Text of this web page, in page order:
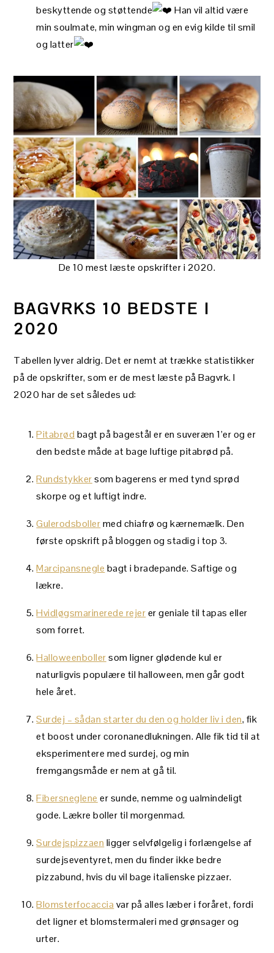
beskyttende og støttende
Han vil altid være
min soulmate, min wingman og en evig kilde til smil
og latter
De 10 mest læste opskrifter i 2020.
BAGVRKS 10 BEDSTE I
2020
Tabellen lyver aldrig. Det er nemt at trække statistikker
på de opskrifter, som er de mest læste på Bagvrk. I
2020 har de set således ud:
Pitabrød bagt på bagestål er en suveræn 1’er og er
den bedste måde at bage luftige pitabrød på.
Rundstykkersom bagerens er med tynd sprød
skorpe og et luftigt indre.
Gulerodsbollermed chiafrø og kærnemælk. Den
første opskrift på bloggen og stadig i top 3.
Marcipansnegle bagt i bradepande. Saftige og
lækre.
Hvidløgsmarinerede rejerer geniale til tapas eller
som forret.
Halloweenbollersom ligner glødende kul er
naturligvis populære til halloween, men går godt
hele året.
Surdej – sådan starter du den og holder liv i den, fik
et boost under coronanedlukningen. Alle fik tid til at
eksperimentere med surdej, og min
fremgangsmåde er nem at gå til.
Fibersneglene er sunde, nemme og ualmindeligt
gode. Lækre boller til morgenmad.
Surdejspizzaen ligger selvfølgelig i forlængelse af
surdejseventyret, men du finder ikke bedre
pizzabund, hvis du vil bage italienske pizzaer.
Blomsterfocaccia var på alles læber i foråret, fordi
det ligner et blomstermaleri med grønsager og
urter.